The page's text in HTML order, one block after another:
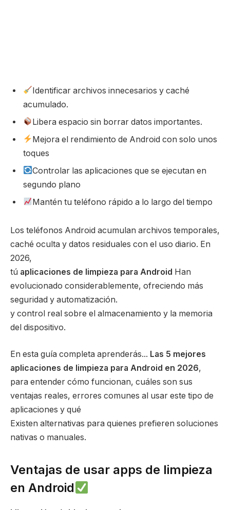
Identificar archivos innecesarios y caché
acumulado.
Libera espacio sin borrar datos importantes.
Mejora el rendimiento de Android con solo unos
toques
Controlar las aplicaciones que se ejecutan en
segundo plano
Mantén tu teléfono rápido a lo largo del tiempo
Los teléfonos Android acumulan archivos temporales,
caché oculta y datos residuales con el uso diario. En
2026,
tú aplicaciones de limpieza para Android Han
evolucionado considerablemente, ofreciendo más
seguridad y automatización.
y control real sobre el almacenamiento y la memoria
del dispositivo.
En esta guía completa aprenderás... Las 5 mejores
aplicaciones de limpieza para Android en 2026,
para entender cómo funcionan, cuáles son sus
ventajas reales, errores comunes al usar este tipo de
aplicaciones y qué
Existen alternativas para quienes prefieren soluciones
nativas o manuales.
Ventajas de usar apps de limpieza
en Android